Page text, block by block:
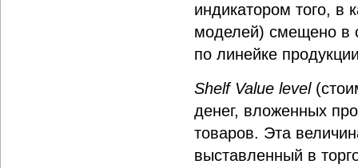
индикатором того, в
моделей) смещено в
по линейке
Shelf Value level
денег, вложенных
товаров. Эта
выставленный в